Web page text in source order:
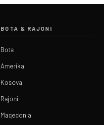
BOTA & RAJONI
Bota
Amerika
Kosova
Rajoni
Maqedonia